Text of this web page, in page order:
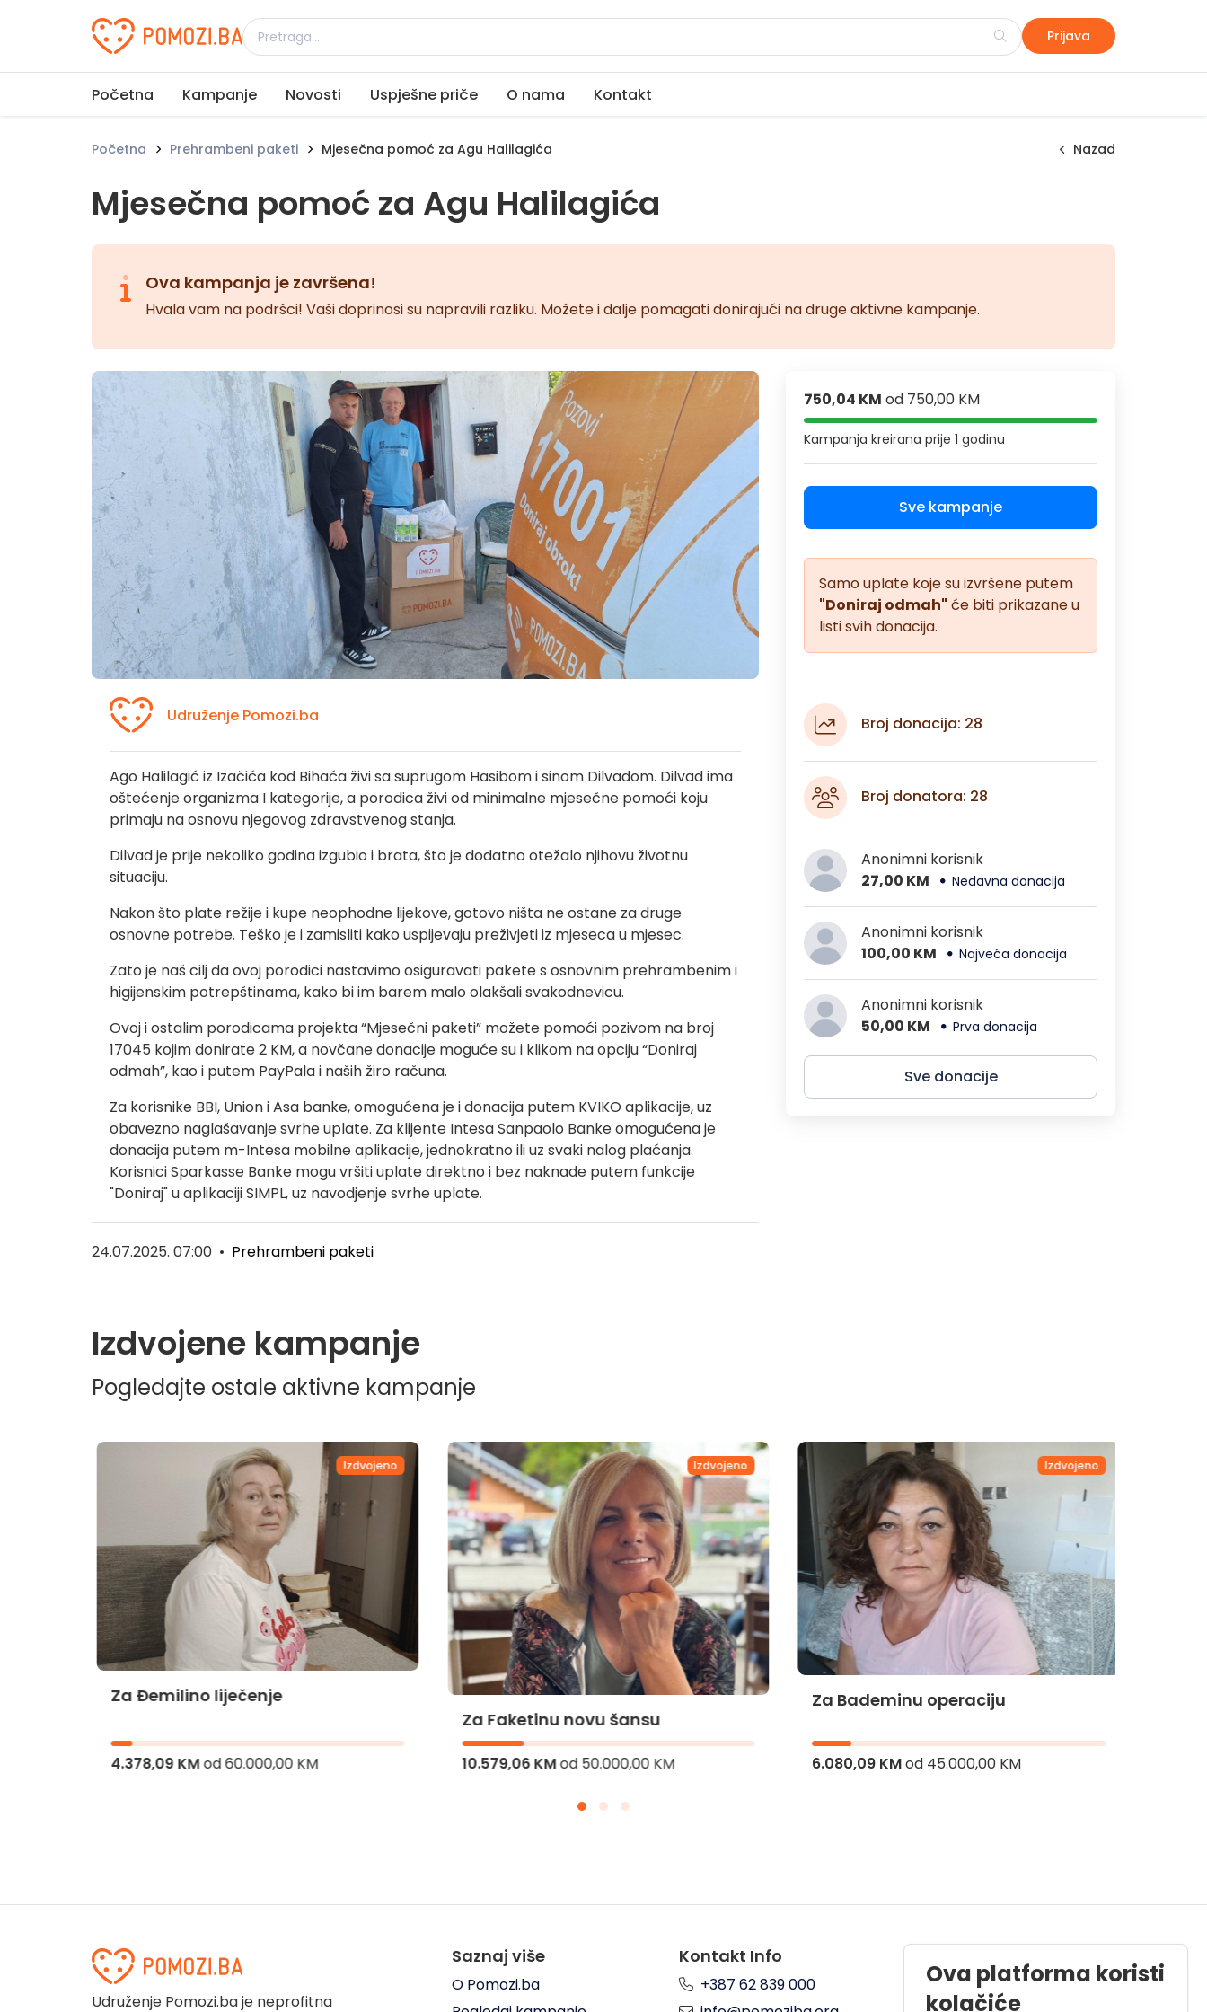
Udruženje Pomozi.ba Prijava
Početna Kampanje Novosti Uspješne priče O nama Kontakt
Početna Prehrambeni paketi Mjesečna pomoć za Agu Halilagića Nazad
Mjesečna pomoć za Agu Halilagića
Ova kampanja je završena!
Hvala vam na podršci! Vaši doprinosi su napravili razliku. Možete i dalje pomagati donirajući na druge aktivne kampanje.
Udruženje Pomozi.ba
Ago Halilagić iz Izačića kod Bihaća živi sa suprugom Hasibom i sinom Dilvadom. Dilvad ima
oštećenje organizma I kategorije, a porodica živi od minimalne mjesečne pomoći koju
primaju na osnovu njegovog zdravstvenog stanja.
Dilvad je prije nekoliko godina izgubio i brata, što je dodatno otežalo njihovu životnu
situaciju.
Nakon što plate režije i kupe neophodne lijekove, gotovo ništa ne ostane za druge
osnovne potrebe. Teško je i zamisliti kako uspijevaju preživjeti iz mjeseca u mjesec.
Zato je naš cilj da ovoj porodici nastavimo osiguravati pakete s osnovnim prehrambenim i
higijenskim potrepštinama, kako bi im barem malo olakšali svakodnevicu.
Ovoj i ostalim porodicama projekta “Mjesečni paketi” možete pomoći pozivom na broj
17045 kojim donirate 2 KM, a novčane donacije moguće su i klikom na opciju “Doniraj
odmah”, kao i putem PayPala i naših žiro računa.
Za korisnike BBI, Union i Asa banke, omogućena je i donacija putem KVIKO aplikacije, uz
obavezno naglašavanje svrhe uplate. Za klijente Intesa Sanpaolo Banke omogućena je
donacija putem m-Intesa mobilne aplikacije, jednokratno ili uz svaki nalog plaćanja.
Korisnici Sparkasse Banke mogu vršiti uplate direktno i bez naknade putem funkcije
"Doniraj" u aplikaciji SIMPL, uz navodjenje svrhe uplate.
24.07.2025. 07:00 • Prehrambeni paketi
750,04 KM od 750,00 KM
Kampanja kreiranaprije 1 godinu
Sve kampanje
Samo uplate koje su izvršene putem
"Doniraj odmah" će biti prikazane u
listi svih donacija.
Broj donacija: 28
Broj donatora: 28
Anonimni korisnik
27,00 KM
Nedavna donacija
Anonimni korisnik
100,00 KM
Najveća donacija
Anonimni korisnik
50,00 KM
Prva donacija
Sve donacije
Izdvojene kampanje
Pogledajte ostale aktivne kampanje
Izdvojeno
Za Đemilino liječenje
4.378,09 KMod60.000,00 KM
Izdvojeno
Za Faketinu novu šansu
10.579,06 KMod50.000,00 KM
Izdvojeno
Za Bademinu operaciju
6.080,09 KMod45.000,00 KM
Udruženje Pomozi.ba je neprofitna
Saznaj više
O Pomozi.ba
Kontakt Info
+387 62 839 000
Pon - Pet od 08 do 17h
Ova platforma koristi
kolačiće